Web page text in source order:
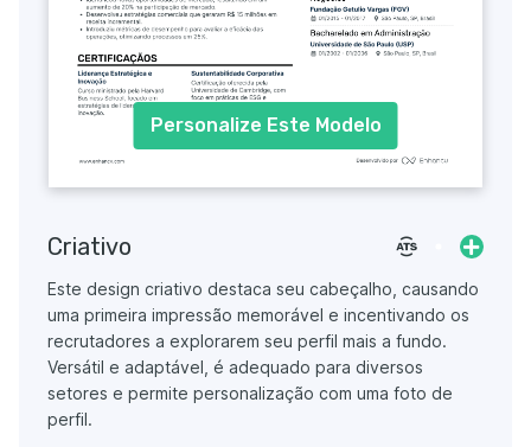
Personalize Este Modelo
Criativo
Este design criativo destaca seu cabeçalho, causando
uma primeira impressão memorável e incentivando os
recrutadores a explorarem seu perfil mais a fundo.
Versátil e adaptável, é adequado para diversos
setores e permite personalização com uma foto de
perfil.